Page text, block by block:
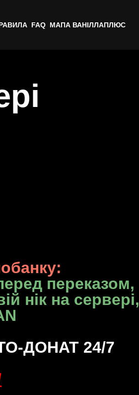
FAQ МАПА ВАНІЛЛАПЛЮС
переказом,
нік на сервері,
ДОНАТ 24/7